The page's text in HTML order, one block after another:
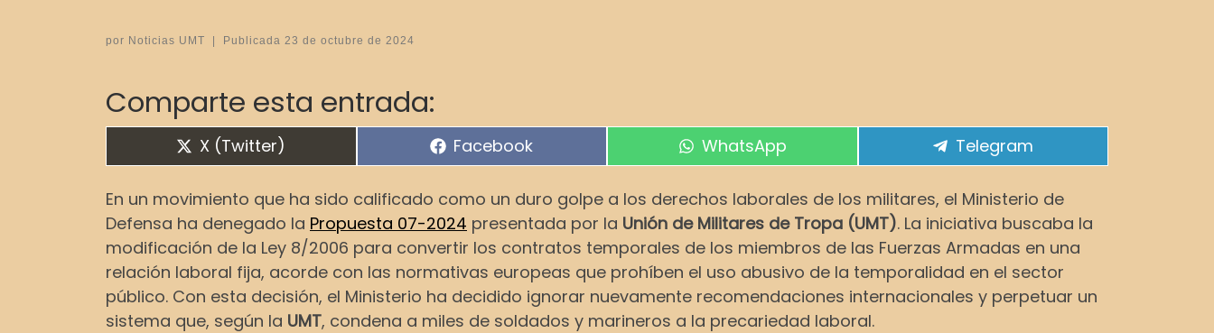
por Noticias UMT Publicada 23 de octubre de 2024
Comparte esta entrada:
Compartir en
X (Twitter) Compartir en
Facebook Compartir en
WhatsApp Compartir en
Telegram
En un movimiento que ha sido calificado como un duro golpe a los derechos laborales de los militares, el Ministerio de
Defensa ha denegado la Propuesta 07-2024 presentada por la Unión de Militares de Tropa (UMT). La iniciativa buscaba la
modificación de la Ley 8/2006 para convertir los contratos temporales de los miembros de las Fuerzas Armadas en una
relación laboral fija, acorde con las normativas europeas que prohíben el uso abusivo de la temporalidad en el sector
público. Con esta decisión, el Ministerio ha decidido ignorar nuevamente recomendaciones internacionales y perpetuar un
sistema que, según la UMT, condena a miles de soldados y marineros a la precariedad laboral.